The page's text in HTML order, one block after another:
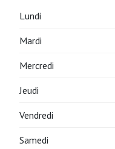
Lundi
Mardi
Mercredi
Jeudi
Vendredi
Samedi